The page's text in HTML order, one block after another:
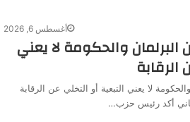
أغسطس 6, 2026
البرلمان والحكومة لا يعني
الرقابة
لا يعني التبعية أو التخلي عن الرقابة
أكد رئيس حزب…